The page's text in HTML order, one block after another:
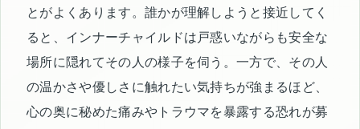
とがよくあります。誰かが理解しようと接近してく
ると、インナーチャイルドは戸惑いながらも安全な
場所に隠れてその人の様子を伺う。一方で、その人
の温かさや優しさに触れたい気持ちが強まるほど、
心の奥に秘めた痛みやトラウマを暴露する恐れが募